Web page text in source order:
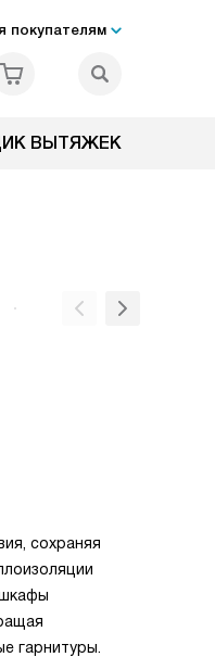
покупателям
ВЫТЯЖЕК
сохраняя
гарнитуры.